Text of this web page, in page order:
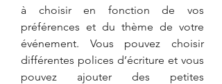
à choisir en fonction de vos
préférences et du thème de votre
événement. Vous pouvez choisir
différentes polices d’écriture et vous
pouvez ajouter des petites